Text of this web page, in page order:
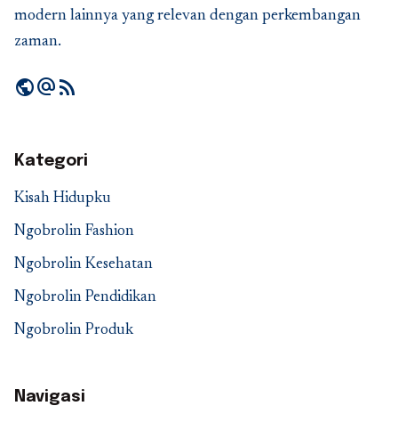
modern lainnya yang relevan dengan perkembangan
zaman.
publicalternate_emailrss_feed
Kategori
Kisah Hidupku
Ngobrolin Fashion
Ngobrolin Kesehatan
Ngobrolin Pendidikan
Ngobrolin Produk
Navigasi